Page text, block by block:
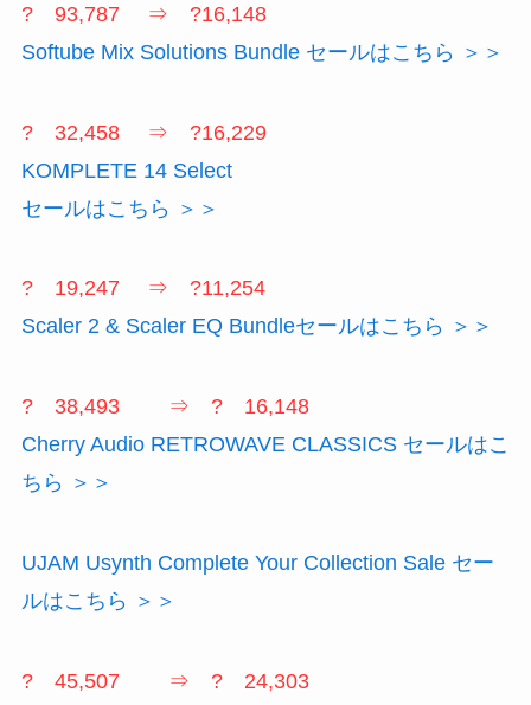
? 93,787 ⇒ ?16,148
Softube Mix Solutions Bundle セールはこちら ＞＞
? 32,458 ⇒ ?16,229
KOMPLETE 14 Select
セールはこちら ＞＞
? 19,247 ⇒ ?11,254
Scaler 2 & Scaler EQ Bundleセールはこちら ＞＞
? 38,493 ⇒ ? 16,148
Cherry Audio RETROWAVE CLASSICS セールはこ
ちら ＞＞
UJAM Usynth Complete Your Collection Sale セー
ルはこちら ＞＞
? 45,507 ⇒ ? 24,303